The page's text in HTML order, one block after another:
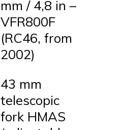
mm / 4,8 in –
VFR800F
(RC46, from
2002)
43 mm
telescopic
fork HMAS